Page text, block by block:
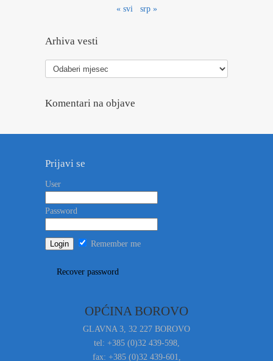
« svi srp »
Arhiva vesti
Arhiva
vesti
Komentari na objave
Prijavi se
User
Password
Remember me
Recover password
OPĆINA BOROVO
GLAVNA 3, 32 227 BOROVO
tel: +385 (0)32 439-598,
fax: +385 (0)32 439-601,